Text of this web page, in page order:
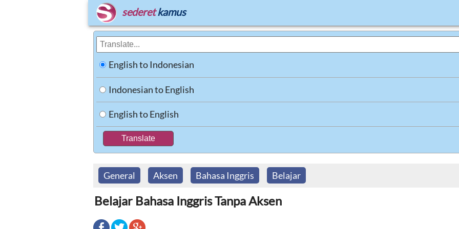
sederet kamus
English to Indonesian
Indonesian to English
English to English
General Aksen Bahasa Inggris Belajar
Belajar Bahasa Inggris Tanpa Aksen